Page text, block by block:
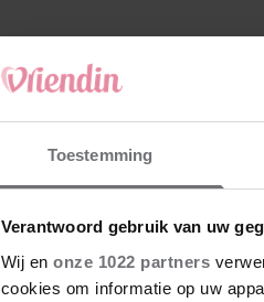
Toestemming
Verantwoord gebruik van uw
Wij en onze 1022 partners
cookies om informatie op uw